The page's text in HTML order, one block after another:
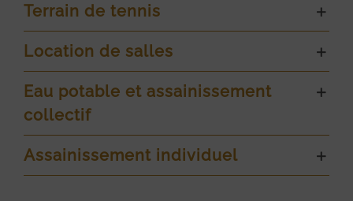
Terrain de tennis
Location de salles
Eau potable et assainissement
collectif
Assainissement individuel